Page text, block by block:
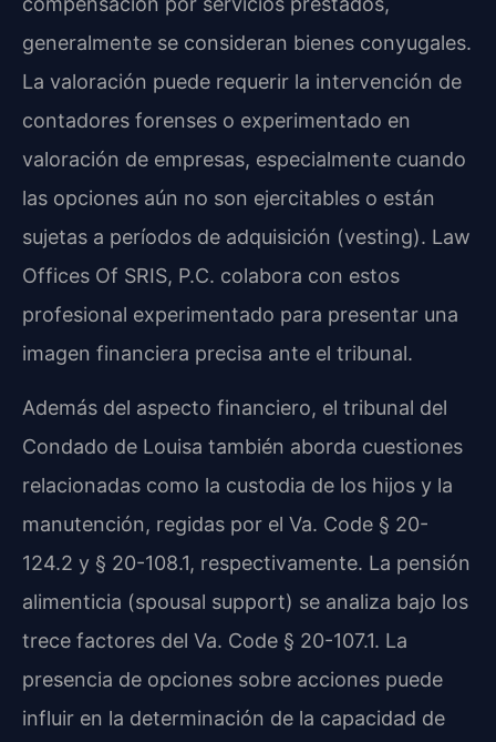
generalmente se consideran bienes conyugales.
La valoración puede requerir la intervención de
contadores forenses o experimentado en
valoración de empresas, especialmente cuando
las opciones aún no son ejercitables o están
sujetas a períodos de adquisición (vesting). Law
Offices Of SRIS, P.C. colabora con estos
profesional experimentado para presentar una
imagen financiera precisa ante el tribunal.
Además del aspecto financiero, el tribunal del
Condado de Louisa también aborda cuestiones
relacionadas como la custodia de los hijos y la
manutención, regidas por el Va. Code § 20-
124.2 y § 20-108.1, respectivamente. La pensión
alimenticia (spousal support) se analiza bajo los
trece factores del Va. Code § 20-107.1. La
presencia de opciones sobre acciones puede
influir en la determinación de la capacidad de